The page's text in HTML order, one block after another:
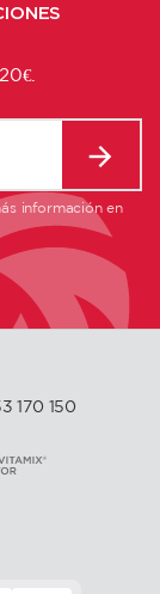
información en
170 150